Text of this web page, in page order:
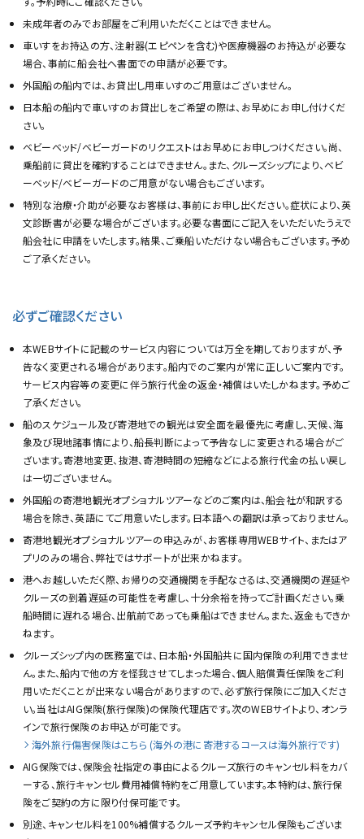
未成年者のみでお部屋をご利用いただくことはできません。
車いすをお持込の方、注射器(エピペンを含む)や医療機器のお持込が必要な
場合、事前に船会社へ書面での申請が必要です。
外国船の船内では、お貸出し用車いすのご用意はございません。
日本船の船内で車いすのお貸出しをご希望の際は、お早めにお申し付けくだ
さい。
ベビーベッド/ベビーガードのリクエストはお早めにお申しつけください。尚、
乗船前に貸出を確約することはできません。また、クルーズシップにより、ベビ
ーベッド/ベビーガードのご用意がない場合もございます。
特別な治療・介助が必要なお客様は、事前にお申し出ください。症状により、英
文診断書が必要な場合がございます。必要な書面にご記入をいただいたうえで
船会社に申請をいたします。結果、ご乗船いただけない場合もございます。予め
ご了承ください。
必ずご確認ください
本WEBサイトに記載のサービス内容については万全を期しておりますが、予
告なく変更される場合があります。船内でのご案内が常に正しいご案内です。
サービス内容等の変更に伴う旅行代金の返金・補償はいたしかねます。予めご
了承ください。
船のスケジュール及び寄港地での観光は安全面を最優先に考慮し、天候、海
象及び現地諸事情により、船長判断によって予告なしに変更される場合がご
ざいます。寄港地変更、抜港、寄港時間の短縮などによる旅行代金の払い戻し
は一切ございません。
外国船の寄港地観光オプショナルツアーなどのご案内は、船会社が和訳する
場合を除き、英語にてご用意いたします。日本語への翻訳は承っておりません。
寄港地観光オプショナルツアーの申込みが、お客様専用WEBサイト、またはア
プリのみの場合、弊社ではサポートが出来かねます。
港へお越しいただく際、お帰りの交通機関を手配なさるは、交通機関の遅延や
クルーズの到着遅延の可能性を考慮し、十分余裕を持ってご計画ください。乗
船時間に遅れる場合、出航前であっても乗船はできません。また、返金もできか
ねます。
クルーズシップ内の医務室では、日本船・外国船共に国内保険の利用できませ
ん。また、船内で他の方を怪我させてしまった場合、個人賠償責任保険をご利
用いただくことが出来ない場合がありますので、必ず旅行保険にご加入くださ
い。当社はAIG保険(旅行保険)の保険代理店です。次のWEBサイトより、オンラ
インで旅行保険のお申込が可能です。
海外旅行傷害保険はこちら (海外の港に寄港するコースは海外旅行です)
AIG保険では、保険会社指定の事由によるクルーズ旅行のキャンセル料をカバ
ーする、旅行キャンセル費用補償特約をご用意しています。本特約は、旅行保
険をご契約の方に限り付保可能です。
別途、キャンセル料を100%補償するクルーズ予約キャンセル保険もございま